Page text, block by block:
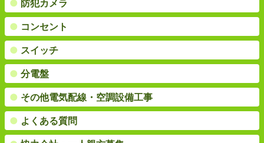
● 防犯カメラ
● コンセント
● スイッチ
● 分電盤
● その他電気配線・空調設備工事
● よくある質問